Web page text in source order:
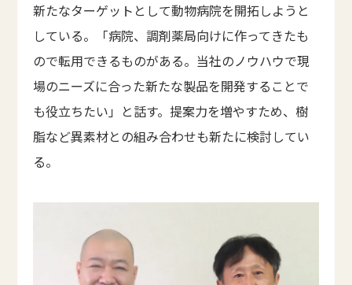
新たなターゲットとして動物病院を開拓しようと
している。「病院、調剤薬局向けに作ってきたも
ので転用できるものがある。当社のノウハウで現
場のニーズに合った新たな製品を開発することで
も役立ちたい」と話す。提案力を増やすため、樹
脂など異素材との組み合わせも新たに検討してい
る。